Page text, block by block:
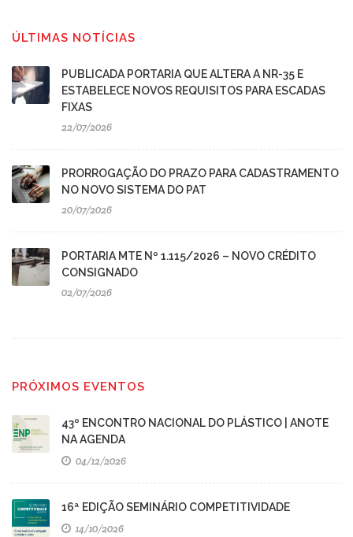
ÚLTIMAS NOTÍCIAS
PUBLICADA PORTARIA QUE ALTERA A NR-35 E
ESTABELECE NOVOS REQUISITOS PARA ESCADAS
FIXAS
22/07/2026
PRORROGAÇÃO DO PRAZO PARA CADASTRAMENTO
NO NOVO SISTEMA DO PAT
20/07/2026
PORTARIA MTE Nº 1.115/2026 – NOVO CRÉDITO
CONSIGNADO
02/07/2026
PRÓXIMOS EVENTOS
43º ENCONTRO NACIONAL DO PLÁSTICO | ANOTE
NA AGENDA
04/12/2026
16ª EDIÇÃO SEMINÁRIO COMPETITIVIDADE
14/10/2026